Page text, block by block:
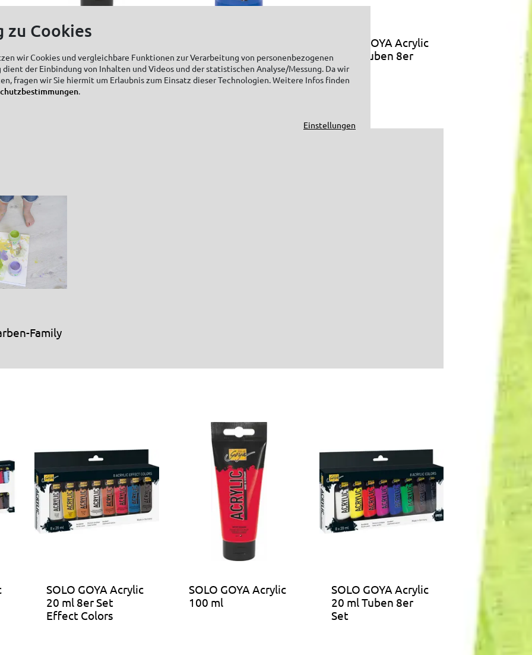
100 ml
250 ml
SOLO GOYA Acrylic
20 ml Tuben 8er
Set
Family
SOLO GOYA Acrylic
20 ml 8er Set
Effect Colors
SOLO GOYA Acrylic
100 ml
SOLO GOYA Acrylic
20 ml Tuben 8er
Set
zu Cookies
wir Cookies und vergleichbare Funktionen zur Verarbeitung von personenbezogenen
der Einbindung von Inhalten und Videos und der statistischen Analyse/Messung. Da wir
fragen wir Sie hiermit um Erlaubnis zum Einsatz dieser Technologien. Weitere Infos finden
.
Einstellungen